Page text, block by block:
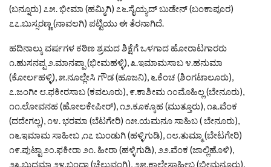
(ಬನ್ನೂರು) ೭೫. ಭೀಮಾ (ಹಮ್ಮಿಗಿ) ೭೬.ಸೈಯ್ಯದ್ ಬುಡೇನ್ (ಬಂಕಾಪೂರ)
೭೭.ಬುಸ್ಸರಣ್ಣ (ನಾವಲಗಿ) ಪಟ್ಟಿಯು ಈ ತೆರನಾಗಿದೆ.
ಹದಿನಾಲ್ಕು ವರ್ಷಗಳ ಕಠಿಣ ಶ್ರಮದ ಶಿಕ್ಷೆಗೆ ಒಳಗಾದ ಹೋರಾಟಗಾರರು
೧.ಹುಸನಪ್ಪ ೨.ಮಾನಪ್ಪಾ (ಭೀಮಹಳ್ಳಿ), ೩.ಇಮಾಮಸಾಬ ೪.ಹನುಮಾ
(ಕೋರ್ಲಹಳ್ಳಿ), ೫.ನೂಲ್ಲೇಸಿ ಗೌಡ (ಹೂಜನಿ), ೬.ಕೆಂಚ (ಶಿಂಗಟಾಲೂರು),
೭.ಜಂಗೀ ೮.ಫಕೀರಸಾಬ (ಕವಲೂರು), ೯.ಕಾಶೀಮ ೧೦ಮೊಹಿಲ್ಲ (ಬೇನೂರು),
೧೧.ಲೋವನಹ (ಹೋಲಕೇಪೀರ್), ೧೨.ಕೂಕ್ಕೂಹ (ಮುತ್ತೂರು), ೧೩.ವೆಂಕ
(ದದೇಗಲ್ಲ), ೧೪. ಭರಮಾ (ಬೆಟಗೇರಿ) ೧೫.ಯಮನೂ ಸಾಹಿಬ ( ಬೇನೂರು),
೧೬.ಇಮಾಮ ಸಾಹೀಬ ,೧೭ ಬುಂಡುಗಿ (ಹಳ್ಳಿಗುಡಿ), ೧೮.ತುಮ್ಮಾ (ಬೇಟಗೇರಿ)
೧೯.ಪುಟ್ಟಾ ೨೦.ಫಕೀರಾ ೨೧. ಹೀರಾ (ಹಳ್ಳಿಗುಡಿ), ೨೨.ವೆಂಕ (ಜಾಲ್ಲಿಹೊಳಿ),
೨೩.ಬುದಮಾ ೨೪.ಬಂಧಾ (ಚೆಲುವಂಗಿ), ೨೫.ಕಾಲೇಸಾಹೀಬ (ಭೀಮನೂರು),